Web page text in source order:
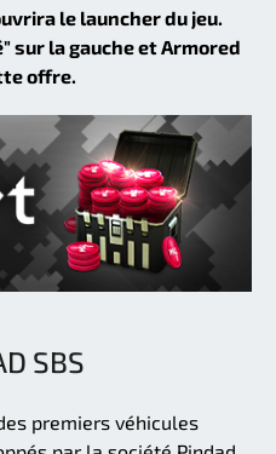
le launcher du jeu.
sur la gauche et Armored
offre.
SBS
premiers véhicules